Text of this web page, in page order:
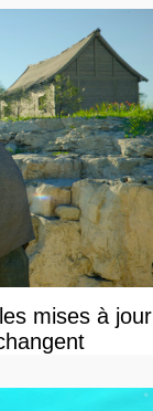
mises à jour